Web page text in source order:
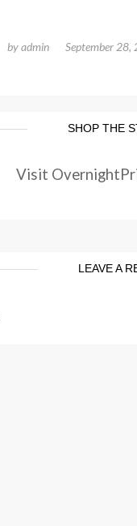
byadmin September 28,
SHOP THE
Visit
LEAVE A